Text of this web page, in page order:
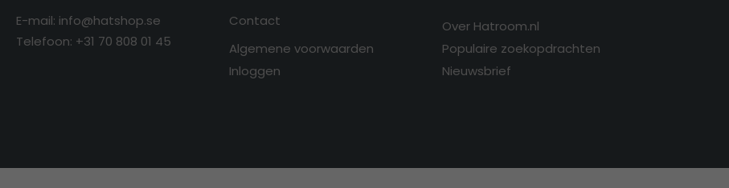
E-mail: info@hatshop.se
Telefoon: +31 70 808 01 45
Contact
Algemene voorwaarden
Inloggen
Over Hatroom.nl
Populaire zoekopdrachten
Nieuwsbrief